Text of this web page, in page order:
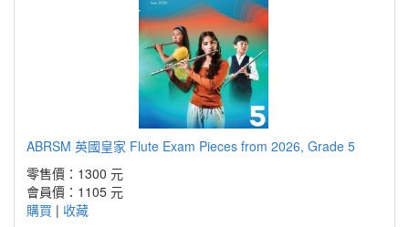
ABRSM 英國皇家 Flute Exam Pieces from 2026, Grade 5
零售價：1300 元
會員價：1105 元
購買 | 收藏